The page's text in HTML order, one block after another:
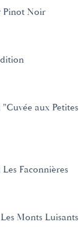
Pinot Noir
aux Petites
Faconnières
Monts Luisants